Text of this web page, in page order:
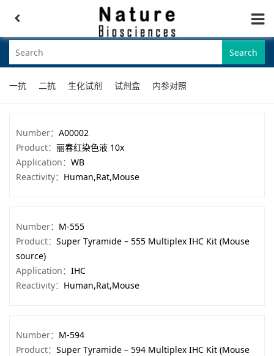
Search
一抗 二抗 生化试剂 试剂盒 内参对照
Number： A00002
Product： 丽春红染色液 10x
Application： WB
Reactivity： Human,Rat,Mouse
Number： M-555
Product： Super Tyramide – 555 Multiplex IHC Kit (Mouse
source)
Application： IHC
Reactivity： Human,Rat,Mouse
Number： M-594
Product： Super Tyramide – 594 Multiplex IHC Kit (Mouse